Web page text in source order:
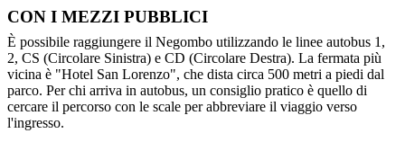
CON I MEZZI PUBBLICI
È possibile raggiungere il Negombo utilizzando le linee autobus 1,
2, CS (Circolare Sinistra) e CD (Circolare Destra). La fermata più
vicina è "Hotel San Lorenzo", che dista circa 500 metri a piedi dal
parco. Per chi arriva in autobus, un consiglio pratico è quello di
cercare il percorso con le scale per abbreviare il viaggio verso
l'ingresso.